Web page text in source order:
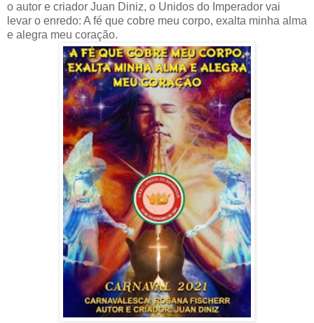
o autor e criador Juan Diniz, o Unidos do Imperador vai
levar o enredo: A fé que cobre meu corpo, exalta minha alma
e alegra meu coração.